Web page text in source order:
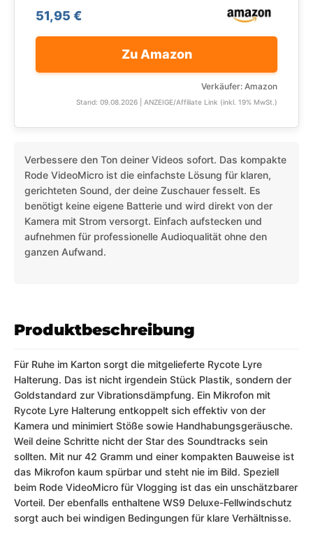
51,95 €
Zu Amazon
Verkäufer: Amazon
Stand: 09.08.2026 | ANZEIGE/Affiliate Link (inkl. 19% MwSt.)
Verbessere den Ton deiner Videos sofort. Das kompakte
Rode VideoMicro ist die einfachste Lösung für klaren,
gerichteten Sound, der deine Zuschauer fesselt. Es
benötigt keine eigene Batterie und wird direkt von der
Kamera mit Strom versorgt. Einfach aufstecken und
aufnehmen für professionelle Audioqualität ohne den
ganzen Aufwand.
Produktbeschreibung
Für Ruhe im Karton sorgt die mitgelieferte Rycote Lyre
Halterung. Das ist nicht irgendein Stück Plastik, sondern der
Goldstandard zur Vibrationsdämpfung. Ein Mikrofon mit
Rycote Lyre Halterung entkoppelt sich effektiv von der
Kamera und minimiert Stöße sowie Handhabungsgeräusche.
Weil deine Schritte nicht der Star des Soundtracks sein
sollten. Mit nur 42 Gramm und einer kompakten Bauweise ist
das Mikrofon kaum spürbar und steht nie im Bild. Speziell
beim Rode VideoMicro für Vlogging ist das ein unschätzbarer
Vorteil. Der ebenfalls enthaltene WS9 Deluxe-Fellwindschutz
sorgt auch bei windigen Bedingungen für klare Verhältnisse.